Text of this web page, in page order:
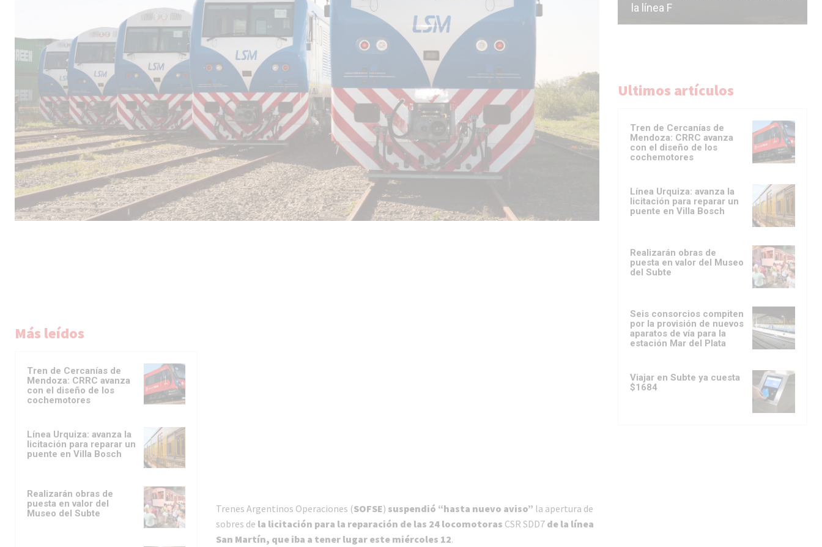
Más leídos
Tren de Cercanías de
Mendoza: CRRC avanza
con el diseño de los
cochemotores
Línea Urquiza: avanza la
licitación para reparar un
puente en Villa Bosch
Realizarán obras de
puesta en valor del
Museo del Subte
Trenes Argentinos Operaciones (SOFSE) suspendió “hasta nuevo aviso” la apertura de
sobres de la licitación para la reparación de las 24 locomotoras CSR SDD7 de la línea
San Martín, que iba a tener lugar este miércoles 12.
la línea F
Ultimos artículos
Tren de Cercanías de
Mendoza: CRRC avanza
con el diseño de los
cochemotores
Línea Urquiza: avanza la
licitación para reparar un
puente en Villa Bosch
Realizarán obras de
puesta en valor del Museo
del Subte
Seis consorcios compiten
por la provisión de nuevos
aparatos de vía para la
estación Mar del Plata
Viajar en Subte ya cuesta
$1684